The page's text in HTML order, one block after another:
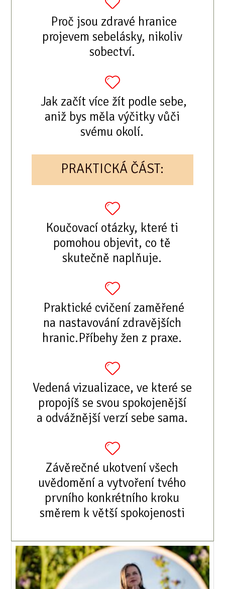
Proč jsou zdravé hranice
projevem sebelásky, nikoliv
sobectví.
Jak začít více žít podle sebe,
aniž bys měla výčitky vůči
svému okolí.
PRAKTICKÁ ČÁST:
Koučovací otázky, které ti
pomohou objevit, co tě
skutečně naplňuje.
Praktické cvičení zaměřené
na nastavování zdravějších
hranic.Příbehy žen z praxe.
Vedená vizualizace, ve které se
propojíš se svou spokojenější
a odvážnější verzí sebe sama.
Závěrečné ukotvení všech
uvědomění a vytvoření tvého
prvního konkrétního kroku
směrem k větší spokojenosti